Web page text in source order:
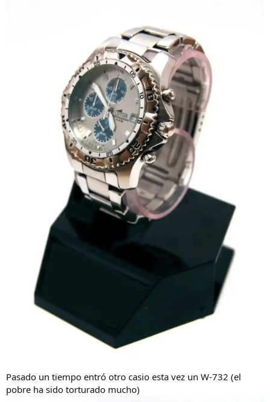
Pasado un tiempo entró otro casio esta vez un W-732 (el
pobre ha sido torturado mucho)